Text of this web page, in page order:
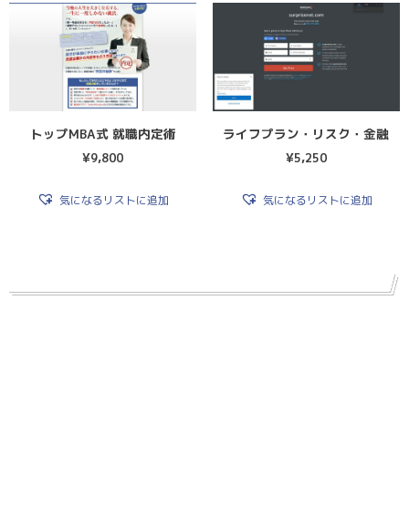
トップMBA式 就職内定術
¥9,800
気になるリストに追加
ライフプラン・リスク・金融
¥5,250
気になるリストに追加